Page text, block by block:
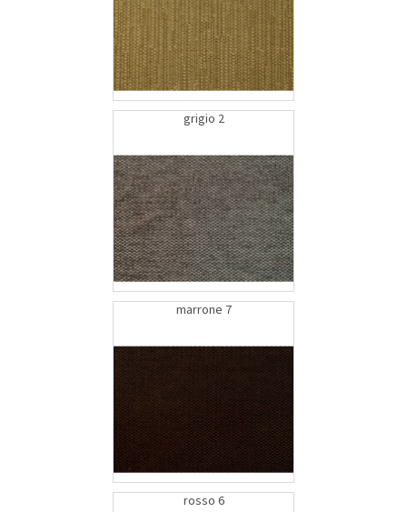
grigio 2
marrone 7
rosso 6